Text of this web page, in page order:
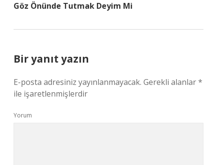
Göz Önünde Tutmak Deyim Mi
Bir yanıt yazın
E-posta adresiniz yayınlanmayacak. Gerekli alanlar*
ile işaretlenmişlerdir
Yorum